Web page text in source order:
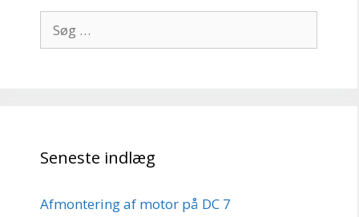
efter:
Seneste indlæg
Afmontering af motor på DC 7